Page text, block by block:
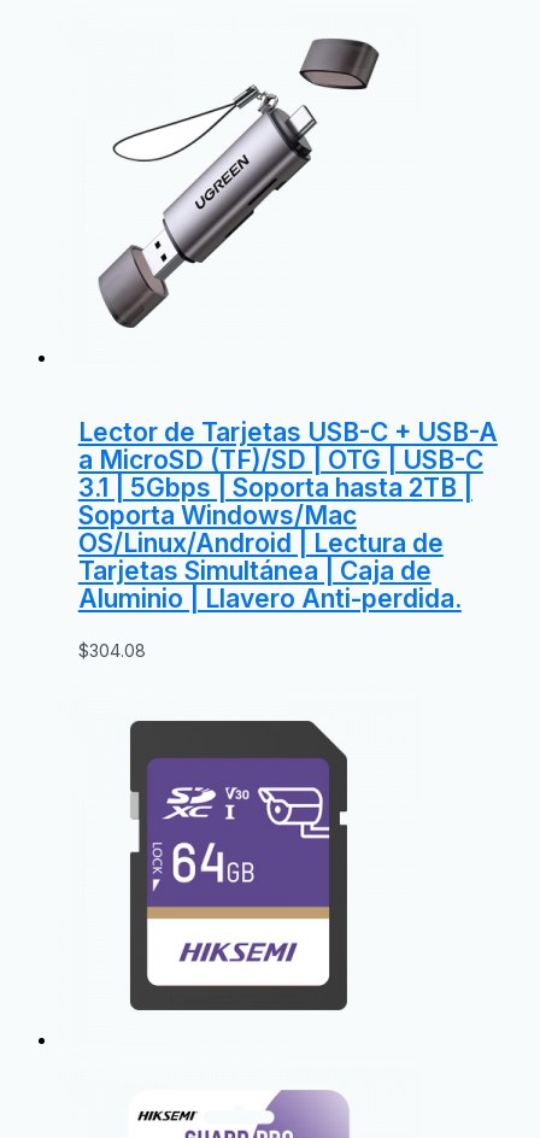
Lector de Tarjetas USB-C + USB-A
a MicroSD (TF)/SD | OTG | USB-C
3.1 | 5Gbps | Soporta hasta 2TB |
Soporta Windows/Mac
OS/Linux/Android | Lectura de
Tarjetas Simultánea | Caja de
Aluminio | Llavero Anti-perdida.
$304.08